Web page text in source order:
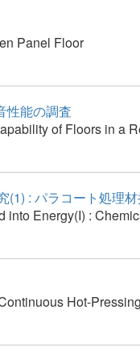
Panel Floor
性能の調査
of Floors in a
(1) : パラコート処理
into Energy(I) :
Hot-